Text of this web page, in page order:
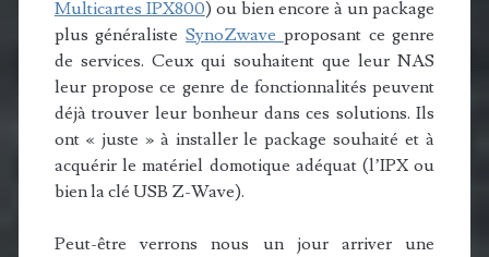
Multicartes IPX800) ou bien encore à un package
plus généralisteSynoZwave proposant ce genre
de services. Ceux qui souhaitent que leur NAS
leur propose ce genre de fonctionnalités peuvent
déjà trouver leur bonheur dans ces solutions. Ils
ont « juste » à installer le package souhaité et à
acquérir le matériel domotique adéquat (l’IPX ou
bien la clé USB Z-Wave).
Peut-être verrons nous un jour arriver une